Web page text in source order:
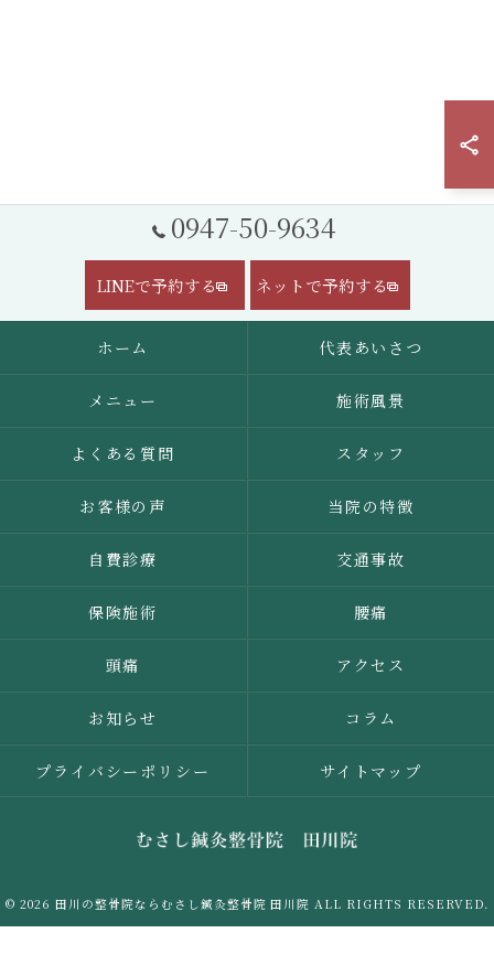
0947-50-9634
LINEで予約する ネットで予約する
ホーム 代表あいさつ
メニュー 施術風景
よくある質問 スタッフ
お客様の声 当院の特徴
自費診療 交通事故
保険施術 腰痛
頭痛 アクセス
お知らせ コラム
プライバシーポリシー サイトマップ
© 2026 田川の整骨院ならむさし鍼灸整骨院 田川院 ALL RIGHTS RESERVED.